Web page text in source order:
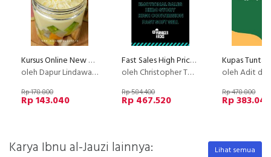
Kursus Online New Creamy Salad Buah Philiphine Dapur Lindawaty PU
oleh Dapur Lindawaty
Rp 178.800
Rp 143.040
Fast Sales High Price with Story Selling
oleh Christopher Tobing
Rp 584.400
Rp 467.520
Kupas
oleh Adit dari
Rp 478.800
Rp 383.040
Karya Ibnu al-Jauzi lainnya: Lihat semua